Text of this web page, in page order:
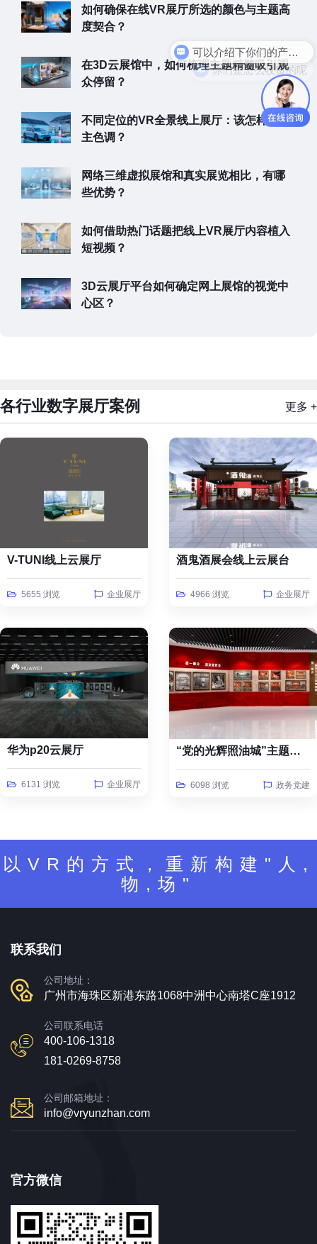
如何确保在线VR展厅所选的颜色与主题高
度契合？
在3D云展馆中，如何梳理主题精髓吸引观
众停留？
不同定位的VR全景线上展厅：该怎样选择
主色调？
网络三维虚拟展馆和真实展览相比，有哪
些优势？
如何借助热门话题把线上VR展厅内容植入
短视频？
3D云展厅平台如何确定网上展馆的视觉中
心区？
各行业数字展厅案例 更多 +
V-TUNI线上云展厅
5655 浏览 企业展厅
酒鬼酒展会线上云展台
4966 浏览 企业展厅
华为p20云展厅
6131 浏览 企业展厅
“党的光辉照油城”主题线上云展览
6098 浏览 政务党建
以VR的方式，重新构建"人,
物,场"
联系我们
公司地址：
广州市海珠区新港东路1068中洲中心南塔C座1912
公司联系电话
400-106-1318
181-0269-8758
公司邮箱地址：
info@vryunzhan.com
官方微信
你们是怎么收费的呢